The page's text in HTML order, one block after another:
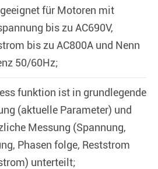
für Motoren mit
bis zu AC690V,
bis zu AC800A und Nenn
50/60Hz;
funktion ist in grundlegende
(aktuelle Parameter) und
Messung (Spannung,
Phasen folge, Reststrom
unterteilt;